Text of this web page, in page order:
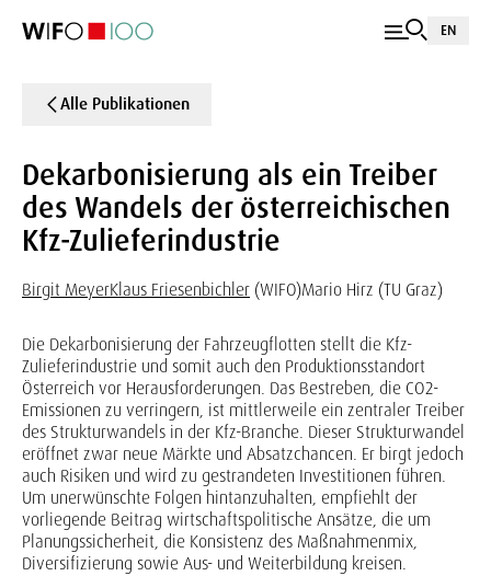
EN
Alle Publikationen
Dekarbonisierung als ein Treiber
des Wandels der österreichischen
Kfz-Zulieferindustrie
Birgit MeyerKlaus Friesenbichler (WIFO)Mario Hirz (TU Graz)
Die Dekarbonisierung der Fahrzeugflotten stellt die Kfz-
Zulieferindustrie und somit auch den Produktionsstandort
Österreich vor Herausforderungen. Das Bestreben, die CO2-
Emissionen zu verringern, ist mittlerweile ein zentraler Treiber
des Strukturwandels in der Kfz-Branche. Dieser Strukturwandel
eröffnet zwar neue Märkte und Absatzchancen. Er birgt jedoch
auch Risiken und wird zu gestrandeten Investitionen führen.
Um unerwünschte Folgen hintanzuhalten, empfiehlt der
vorliegende Beitrag wirtschaftspolitische Ansätze, die um
Planungssicherheit, die Konsistenz des Maßnahmenmix,
Diversifizierung sowie Aus- und Weiterbildung kreisen.